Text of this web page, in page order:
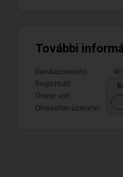
További
Randiazonosító:
Regisztrált:
Online volt:
Olvasatlan üzenetei: